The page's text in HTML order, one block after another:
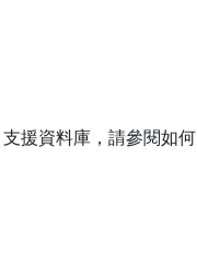
援資料庫，請參閱如何